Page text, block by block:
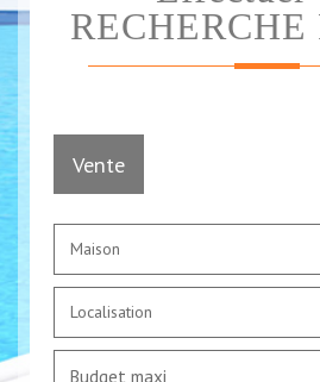
RECHERCHE
Vente
Maison
Localisation